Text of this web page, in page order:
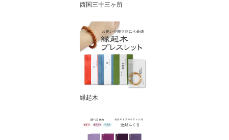
西国三十三ヶ所
縁起木